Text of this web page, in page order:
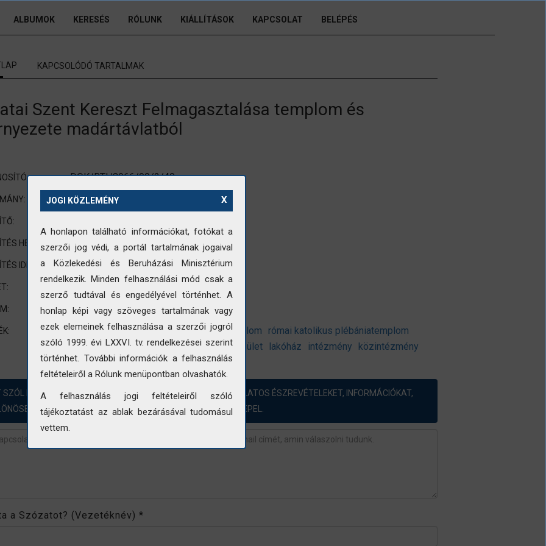
ALBUMOK KERESÉS RÓLUNK KIÁLLÍTÁSOK KAPCSOLAT BELÉPÉS
KAPCSOLÓDÓ TARTALMAK
Szent Kereszt Felmagasztalása templom és
madártávlatból
DOK/BTI/8966/90/2/40
Tervdokumentációból
HELYE: Tata
IDEJE: 1989
Látkép
szakrális épület templom plébániatemplom
római katolikus plébániatemplom
római katolikus
katolikus épület lakóépület lakóház intézmény közintézmény
SZÓL HOZZÁ?! ÖRÖMMEL FOGADJUK A FOTÓINKKAL KAPCSOLATOS ÉSZREVÉTELEKET, INFORMÁCIÓKAT,
AZOKBAN AZ ESETEKBEN, AHOL „NINCS ADAT” SZEREPEL.
a Szózatot? (Vezetéknév)*
X
JOGI KÖZLEMÉNY
A honlapon található információkat, fotókat a
szerzői jog védi, a portál tartalmának jogaival
a Közlekedési és Beruházási Minisztérium
rendelkezik. Minden felhasználási mód csak a
szerző tudtával és engedélyével történhet. A
honlap képi vagy szöveges tartalmának vagy
ezek elemeinek felhasználása a szerzői jogról
szóló 1999. évi LXXVI. tv. rendelkezései szerint
történhet. További információk a felhasználás
feltételeiről a Rólunk menüpontban olvashatók.
A felhasználás jogi feltételeiről szóló
tájékoztatást az ablak bezárásával tudomásul
vettem.